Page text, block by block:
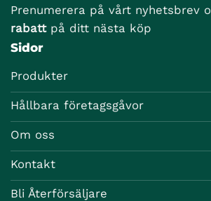
Prenumerera på vårt nyhetsbrev
rabattpå ditt nästa köp
Sidor
Produkter
Hållbara företagsgåvor
Om oss
Kontakt
Bli Återförsäljare